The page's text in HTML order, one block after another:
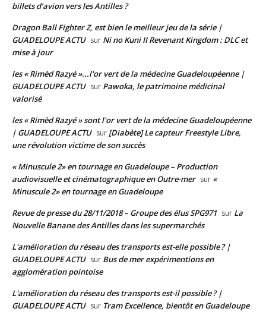
billets d’avion vers les Antilles ?
Dragon Ball Fighter Z, est bien le meilleur jeu de la série |
GUADELOUPE ACTU sur Ni no Kuni II Revenant Kingdom : DLC et
mise à jour
les « Rimèd Razyé »...l'or vert de la médecine Guadeloupéenne |
GUADELOUPE ACTU sur Pawoka, le patrimoine médicinal
valorisé
les « Rimèd Razyé » sont l'or vert de la médecine Guadeloupéenne
| GUADELOUPE ACTU sur [Diabète] Le capteur Freestyle Libre,
une révolution victime de son succès
« Minuscule 2» en tournage en Guadeloupe – Production
audiovisuelle et cinématographique en Outre-mer sur «
Minuscule 2» en tournage en Guadeloupe
Revue de presse du 28/11/2018 – Groupe des élus SPG971 sur La
Nouvelle Banane des Antilles dans les supermarchés
L'amélioration du réseau des transports est-elle possible ? |
GUADELOUPE ACTU sur Bus de mer expérimentions en
agglomération pointoise
L'amélioration du réseau des transports est-il possible ? |
GUADELOUPE ACTU sur Tram Excellence, bientôt en Guadeloupe